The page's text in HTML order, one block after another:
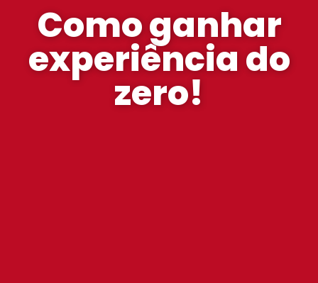
Como ganhar
experiência do
zero!